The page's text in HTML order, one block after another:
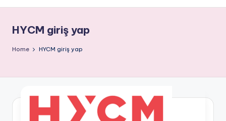
HYCM giriş yap
Home HYCM giriş yap